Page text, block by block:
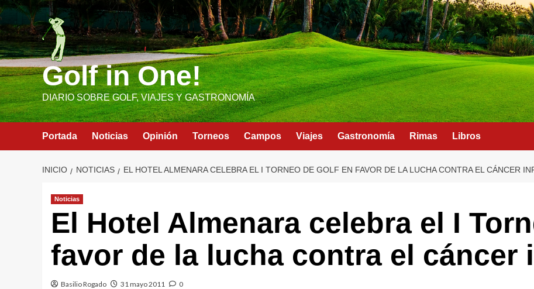
Saltar
al
contenido
Golf in One!
DIARIO SOBRE GOLF, VIAJES Y GASTRONOMÍA
Portada Noticias Opinión Torneos Campos Viajes Gastronomía Rimas Libros
INICIO NOTICIAS EL HOTEL ALMENARA CELEBRA EL I TORNEO DE GOLF EN FAVOR DE LA LUCHA CONTRA EL CÁNCER
Noticias
El Hotel Almenara celebra el I
favor de la lucha contra el cáncer
Basilio Rogado 31 mayo 2011 0